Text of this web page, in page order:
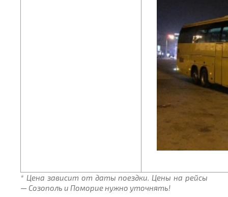
* Цена зависит от даты поездки. Цены на рейсы
— Созополь и Поморие нужно уточнять!